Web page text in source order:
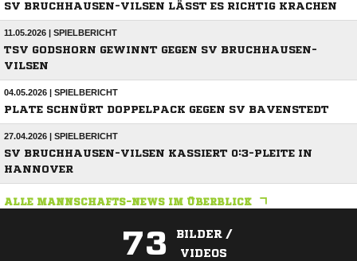
SV BRUCHHAUSEN-VILSEN LÄSST ES RICHTIG KRACHEN
11.05.2026 | SPIELBERICHT
TSV GODSHORN GEWINNT GEGEN SV BRUCHHAUSEN-
VILSEN
04.05.2026 | SPIELBERICHT
PLATE SCHNÜRT DOPPELPACK GEGEN SV BAVENSTEDT
27.04.2026 | SPIELBERICHT
SV BRUCHHAUSEN-VILSEN KASSIERT 0:3-PLEITE IN
HANNOVER
ALLE MANNSCHAFTS-NEWS IM ÜBERBLICK
73
BILDER /
VIDEOS